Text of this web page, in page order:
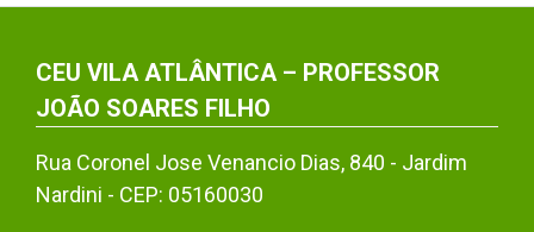
CEU VILA ATLÂNTICA – PROFESSOR
JOÃO SOARES FILHO
Rua Coronel Jose Venancio Dias, 840 - Jardim
Nardini - CEP: 05160030